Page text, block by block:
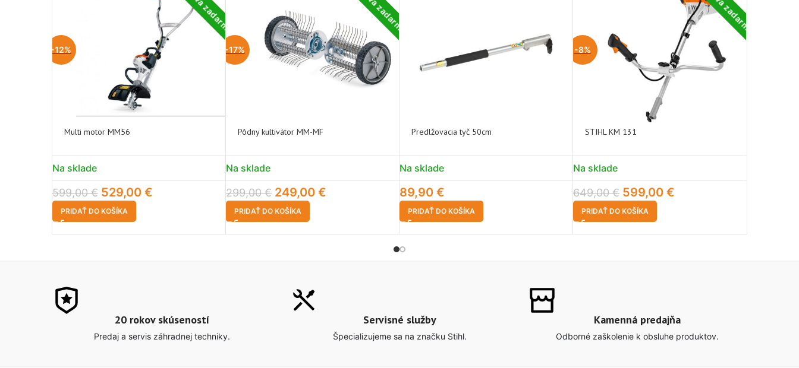
-12%
Multi motor MM56
Na sklade
599,00€ 529,00 €
PRIDAŤ DO KOŠÍKA
-17%
Pôdny kultivátor MM-MF
Na sklade
299,00€ 249,00 €
PRIDAŤ DO KOŠÍKA
Predlžovacia tyč 50cm
Na sklade
89,90 €
PRIDAŤ DO KOŠÍKA
-8%
STIHL KM 131
Na sklade
649,00€ 599,00 €
PRIDAŤ DO KOŠÍKA
20 rokov skúseností
Predaj a servis záhradnej techniky.
Servisné služby
Špecializujeme sa na značku Stihl.
Kamenná predajňa
Odborné zaškolenie k obsluhe produktov.